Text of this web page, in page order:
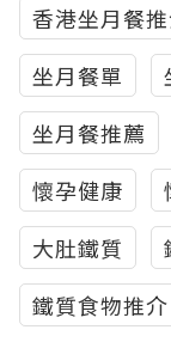
香港坐月餐
坐月餐單
坐月餐推薦
懷孕健康
大肚鐵質
鐵質食物推介